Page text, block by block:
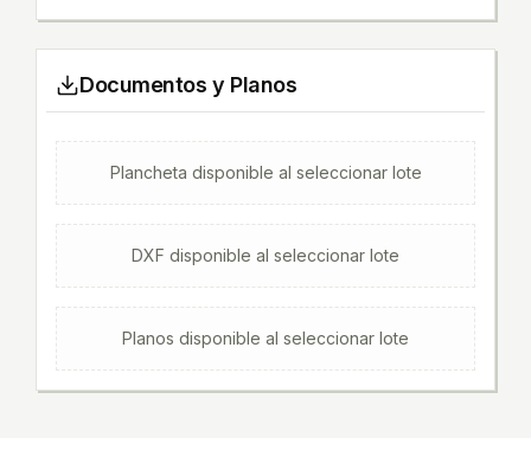
Documentos y Planos
Plancheta disponible al seleccionar lote
DXF disponible al seleccionar lote
Planos disponible al seleccionar lote